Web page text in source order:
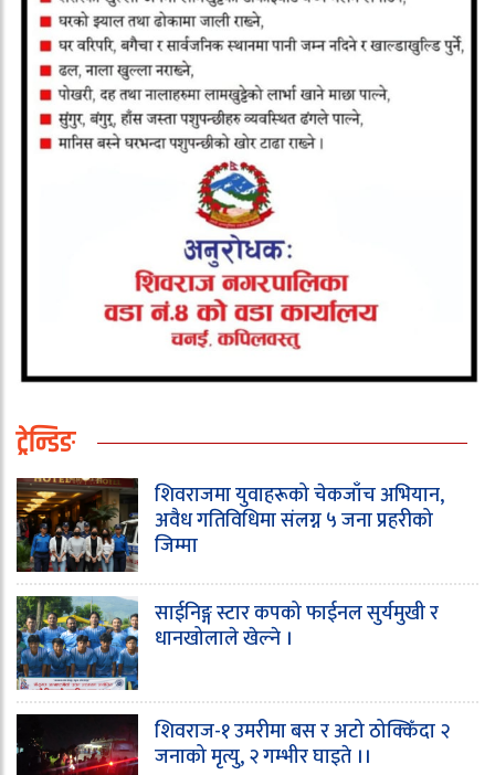
ट्रेन्डिङ
शिवराजमा युवाहरूको चेकजाँच अभियान,
अवैध गतिविधिमा संलग्न ५ जना प्रहरीको
जिम्मा
साईनिङ्ग स्टार कपको फाईनल सुर्यमुखी र
धानखोलाले खेल्ने ।
शिवराज-१ उमरीमा बस र अटो ठोक्किँदा २
जनाको मृत्यु, २ गम्भीर घाइते ।।